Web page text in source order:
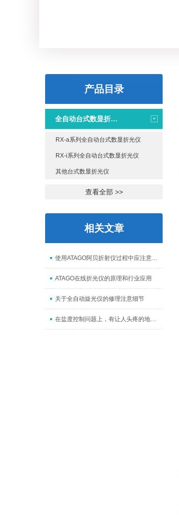
产品目录
全自动台式数显折光仪
RX-a系列全自动台式数显折光仪
RX-i系列全自动台式数显折光仪
其他台式数显折光仪
查看全部 >>
相关文章
使用ATAGO阿贝折射仪过程中应注意哪些事项
ATAGO在线折光仪的原理和行业应用
关于全自动旋光仪的修理注意细节
在盐度控制问题上，有让人头疼的地方吗？